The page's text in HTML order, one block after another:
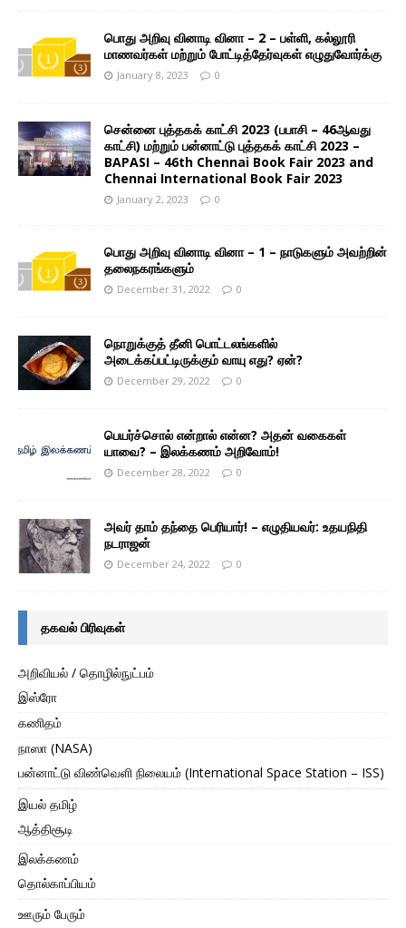
பொது அறிவு வினாடி வினா – 2 – பள்ளி, கல்லூரி
மாணவர்கள் மற்றும் போட்டித்தேர்வுகள் எழுதுவோர்க்கு
January 8, 2023 0
சென்னை புத்தகக் காட்சி 2023 (பபாசி – 46ஆவது
காட்சி) மற்றும் பன்னாட்டு புத்தகக் காட்சி 2023 –
BAPASI – 46th Chennai Book Fair 2023 and
Chennai International Book Fair 2023
January 2, 2023 0
பொது அறிவு வினாடி வினா – 1 – நாடுகளும் அவற்றின்
தலைநகரங்களும்
December 31, 2022 0
நொறுக்குத் தீனி பொட்டலங்களில்
அடைக்கப்பட்டிருக்கும் வாயு எது? ஏன்?
December 29, 2022 0
பெயர்ச்சொல் என்றால் என்ன? அதன் வகைகள்
யாவை? – இலக்கணம் அறிவோம்!
December 28, 2022 0
அவர் தாம் தந்தை பெரியார்! – எழுதியவர்: உதயநிதி
நடராஜன்
December 24, 2022 0
தகவல் பிரிவுகள்
அறிவியல் / தொழில்நுட்பம்
இஸ்ரோ
கணிதம்
நாஸா (NASA)
பன்னாட்டு விண்வெளி நிலையம் (International Space Station – ISS)
இயல் தமிழ்
ஆத்திசூடி
இலக்கணம்
தொல்காப்பியம்
ஊரும் பேரும்